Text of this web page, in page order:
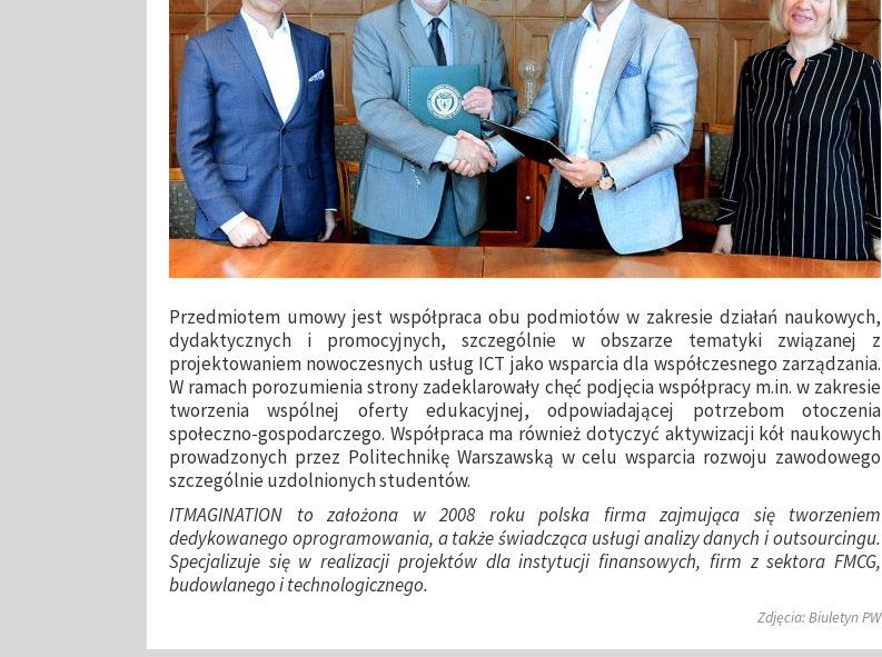
Przedmiotem umowy jest współpraca obu podmiotów w zakresie działań naukowych,
dydaktycznych i promocyjnych, szczególnie w obszarze tematyki związanej z
projektowaniem nowoczesnych usług ICT jako wsparcia dla współczesnego zarządzania.
W ramach porozumienia strony zadeklarowały chęć podjęcia współpracy m.in. w zakresie
tworzenia wspólnej oferty edukacyjnej, odpowiadającej potrzebom otoczenia
społeczno-gospodarczego. Współpraca ma również dotyczyć aktywizacji kół naukowych
prowadzonych przez Politechnikę Warszawską w celu wsparcia rozwoju zawodowego
szczególnie uzdolnionych studentów.
ITMAGINATION to założona w 2008 roku polska firma zajmująca się tworzeniem
dedykowanego oprogramowania, a także świadcząca usługi analizy danych i outsourcingu.
Specjalizuje się w realizacji projektów dla instytucji finansowych, firm z sektora FMCG,
budowlanego i technologicznego.
Zdjęcia: Biuletyn PW